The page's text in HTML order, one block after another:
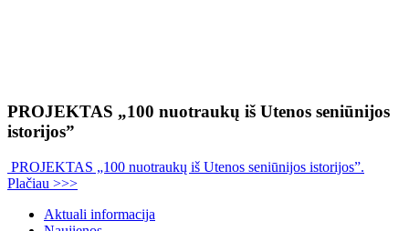
PROJEKTAS „100 nuotraukų iš Utenos seniūnijos
istorijos”
PROJEKTAS „100 nuotraukų iš Utenos seniūnijos istorijos”.
Plačiau >>>
Aktuali informacija